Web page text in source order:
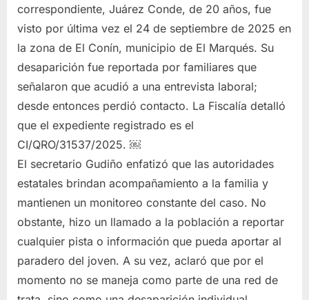
correspondiente, Juárez Conde, de 20 años, fue
visto por última vez el 24 de septiembre de 2025 en
la zona de El Conín, municipio de El Marqués. Su
desaparición fue reportada por familiares que
señalaron que acudió a una entrevista laboral;
desde entonces perdió contacto. La Fiscalía detalló
que el expediente registrado es el
CI/QRO/31537/2025. ￼
El secretario Gudiño enfatizó que las autoridades
estatales brindan acompañamiento a la familia y
mantienen un monitoreo constante del caso. No
obstante, hizo un llamado a la población a reportar
cualquier pista o información que pueda aportar al
paradero del joven. A su vez, aclaró que por el
momento no se maneja como parte de una red de